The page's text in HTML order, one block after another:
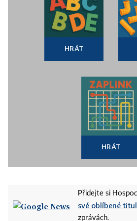
HRÁT
HRÁT
Přidejte si
své oblíbené
zprávách.